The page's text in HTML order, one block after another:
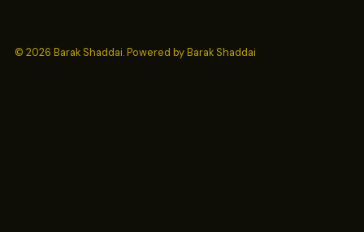
© 2026 Barak Shaddai. Powered by Barak Shaddai